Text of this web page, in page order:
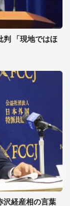
判 「現地ではほ
沢経産相の言葉